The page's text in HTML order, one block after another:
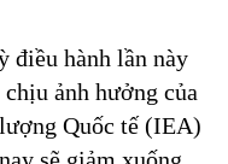
điều hành lần này
ảnh hưởng của
Quốc tế (IEA)